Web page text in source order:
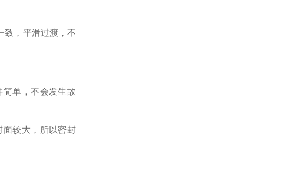
致，平滑过渡，不
简单，不会发生故
面较大，所以密封